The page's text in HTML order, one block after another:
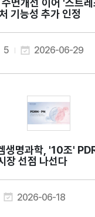
기능성 추가 인정
5 2026-06-29
장 선점 나선다
2026-06-18